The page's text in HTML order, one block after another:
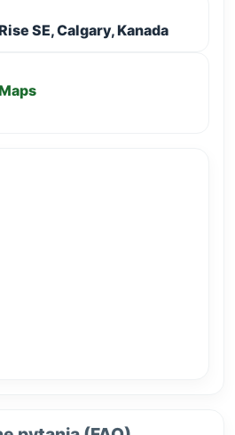
SE, Calgary, Kanada